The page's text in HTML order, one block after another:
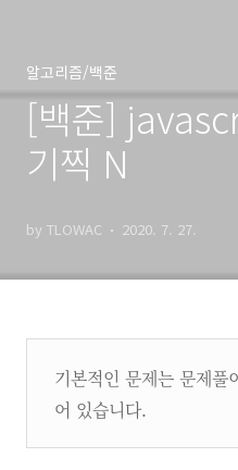
알고리즘/백준
[백준]
기찍 N
by TLOWAC 2020. 7. 27.
기본적인 문제는 문제
어 있습니다.